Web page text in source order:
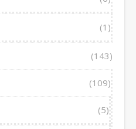
(1)
(143)
(109)
(5)